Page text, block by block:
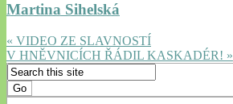
Martina Sihelská
« VIDEO ZE SLAVNOSTÍ
V HNĚVNICÍCH ŘÁDIL KASKADÉR! »